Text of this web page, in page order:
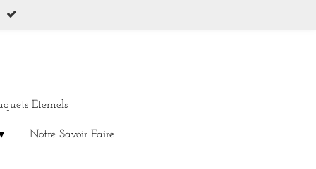
Eternels
Notre Savoir Faire